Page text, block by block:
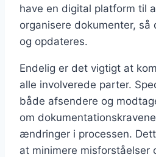
have en digital platform til
organisere dokumenter, så
og opdateres.
Endelig er det vigtigt at
alle involverede parter.
både afsendere og
om
ændringer i processen.
at minimere misforståelser